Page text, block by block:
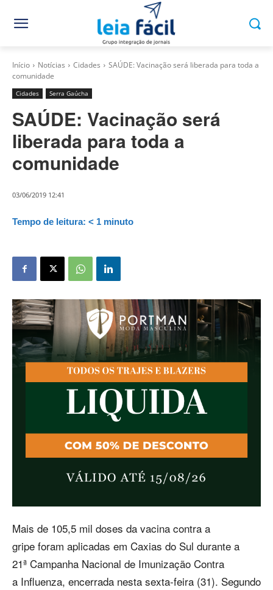
Início Notícias Cidades
SAÚDE: Vacinação será liberada para toda a
comunidade
Cidades Serra Gaúcha
SAÚDE: Vacinação será
liberada para toda a
comunidade
03/06/2019 12:41
Tempo de leitura: < 1 minuto
Mais de 105,5 mil doses da vacina contra a
gripe foram aplicadas em Caxias do Sul durante a
21ª Campanha Nacional de Imunização Contra
a Influenza, encerrada nesta sexta-feira (31). Segundo